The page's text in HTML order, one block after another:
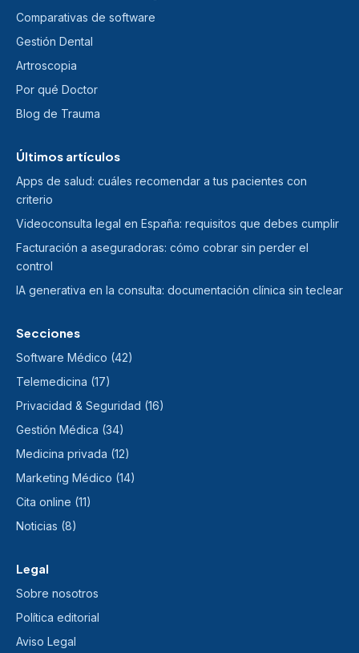
Comparativas de software
Gestión Dental
Artroscopia
Por qué Doctor
Blog de Trauma
Últimos artículos
Apps de salud: cuáles recomendar a tus pacientes con
criterio
Videoconsulta legal en España: requisitos que debes cumplir
Facturación a aseguradoras: cómo cobrar sin perder el
control
IA generativa en la consulta: documentación clínica sin teclear
Secciones
Software Médico (42)
Telemedicina (17)
Privacidad & Seguridad (16)
Gestión Médica (34)
Medicina privada (12)
Marketing Médico (14)
Cita online (11)
Noticias (8)
Legal
Sobre nosotros
Política editorial
Aviso Legal